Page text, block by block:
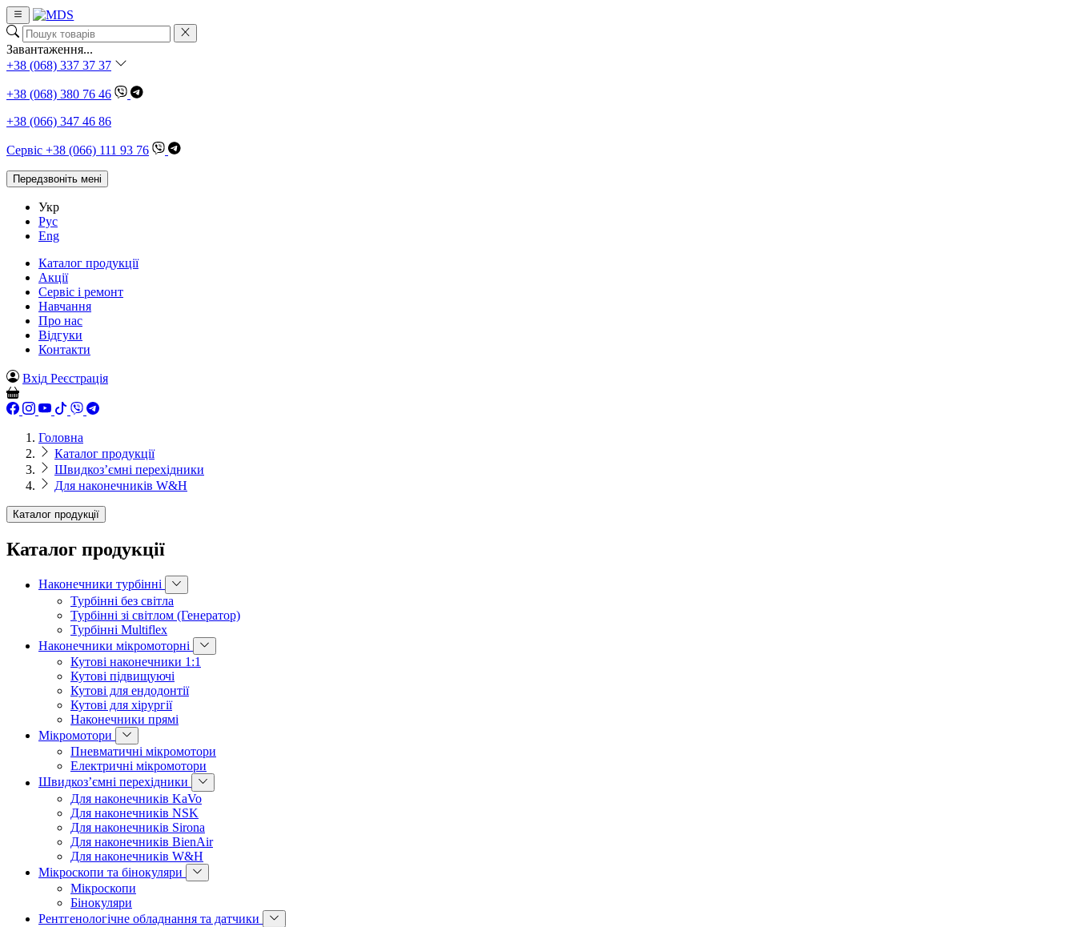
Завантаження...
+38 (068) 337 37 37
+38 (068) 380 76 46
+38 (066) 347 46 86
Сервіс +38 (066) 111 93 76
Передзвоніть мені
Укр
Рус
Eng
Каталог продукції
Акції
Сервіс і ремонт
Навчання
Про нас
Відгуки
Контакти
Вхід Реєстрація
Головна
Каталог продукції
Швидкоз’ємні перехідники
Для наконечників W&H
Каталог продукції
Каталог продукції
Наконечники турбінні
Турбінні без світла
Турбінні зі світлом (Генератор)
Турбінні Multiflex
Наконечники мікромоторні
Кутові наконечники 1:1
Кутові підвищуючі
Кутові для ендодонтії
Кутові для хірургії
Наконечники прямі
Мікромотори
Пневматичні мікромотори
Електричні мікромотори
Швидкоз’ємні перехідники
Для наконечників KaVo
Для наконечників NSK
Для наконечників Sirona
Для наконечників BienAir
Для наконечників W&H
Мікроскопи та бінокуляри
Мікроскопи
Бінокуляри
Рентгенологічне обладнання та датчики